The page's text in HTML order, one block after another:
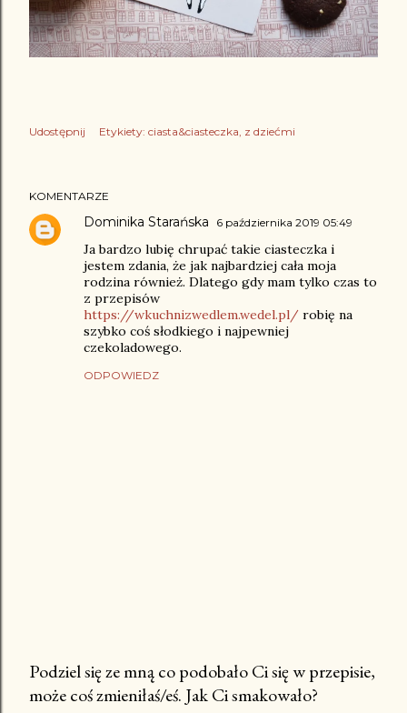
Udostępnij Etykiety: ciasta&ciasteczka z dziećmi
KOMENTARZE
Dominika Starańska 6 października 2019 05:49
Ja bardzo lubię chrupać takie ciasteczka i
jestem zdania, że jak najbardziej cała moja
rodzina również. Dlatego gdy mam tylko czas to
z przepisów
https://wkuchnizwedlem.wedel.pl/ robię na
szybko coś słodkiego i najpewniej
czekoladowego.
ODPOWIEDZ
P
Podziel się ze mną co podobało Ci się w przepisie,
może coś zmieniłaś/eś. Jak Ci smakowało?